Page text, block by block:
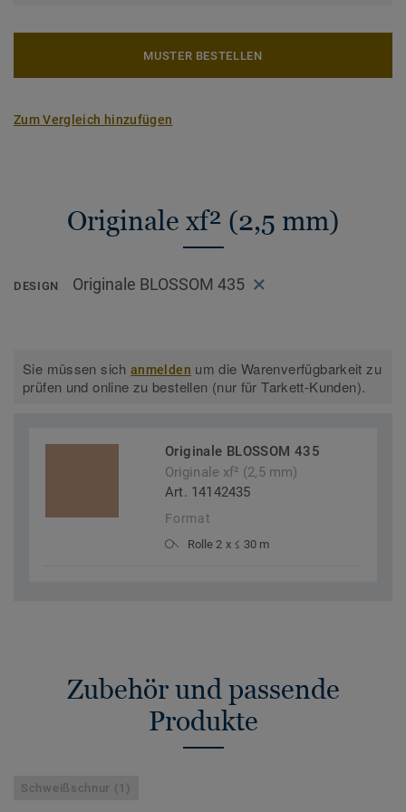
MUSTER BESTELLEN
Zum Vergleich hinzufügen
Originale xf² (2,5 mm)
DESIGN Originale BLOSSOM 435
Sie müssen sichanmelden um die Warenverfügbarkeit zu
prüfen und online zu bestellen (nur für Tarkett-Kunden).
Originale BLOSSOM 435
Originale xf² (2,5 mm)
Art. 14142435
Format
Rolle 2 x ≤ 30 m
Zubehör und passende
Produkte
Schweißschnur (1)